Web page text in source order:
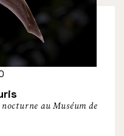
au Muséum de